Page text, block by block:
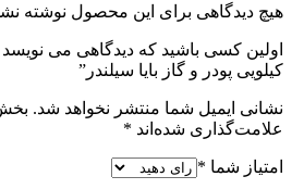
هیچ دیدگاهی برای این محصول نوشته
کیلویی پودر و گاز بایا سیلندر”
نشانی ایمیل شما منتشر نخواهد شد.
علامت‌گذاری شده‌اند *
امتیاز شما *